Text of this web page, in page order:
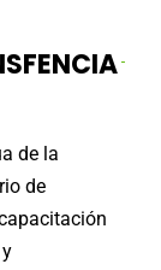
de la
de